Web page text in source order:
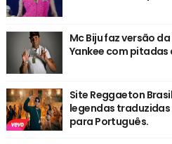
Mc Biju faz versão
Yankee com pitadas
Site Reggaeton
legendas
para Português.